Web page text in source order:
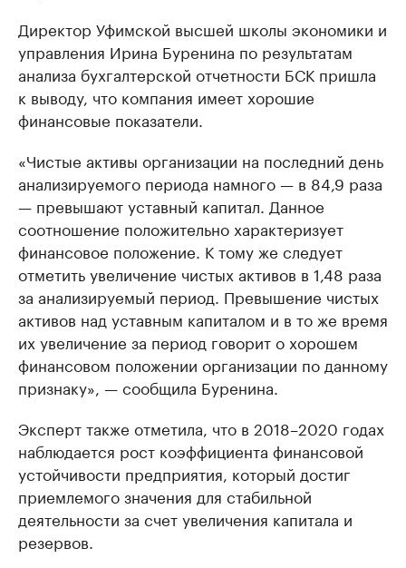
Директор Уфимской высшей школы экономики и
управления Ирина Буренина по результатам
анализа бухгалтерской отчетности БСК пришла
к выводу, что компания имеет хорошие
финансовые показатели.
«Чистые активы организации на последний день
анализируемого периода намного — в 84,9 раза
— превышают уставный капитал. Данное
соотношение положительно характеризует
финансовое положение. К тому же следует
отметить увеличение чистых активов в 1,48 раза
за анализируемый период. Превышение чистых
активов над уставным капиталом и в то же время
их увеличение за период говорит о хорошем
финансовом положении организации по данному
признаку», — сообщила Буренина.
Эксперт также отметила, что в 2018–2020 годах
наблюдается рост коэффициента финансовой
устойчивости предприятия, который достиг
приемлемого значения для стабильной
деятельности за счет увеличения капитала и
резервов.